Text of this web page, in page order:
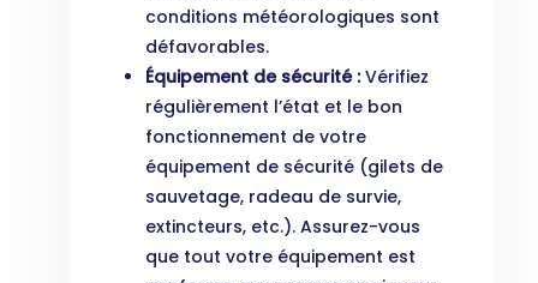
conditions météorologiques sont
défavorables.
Équipement de sécurité :Vérifiez
régulièrement l’état et le bon
fonctionnement de votre
équipement de sécurité (gilets de
sauvetage, radeau de survie,
extincteurs, etc.). Assurez-vous
que tout votre équipement est